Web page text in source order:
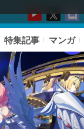
特集記事 マンガ